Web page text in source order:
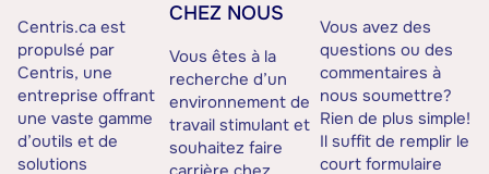
Centris.ca est
propulsé par
Centris, une
entreprise offrant
une vaste gamme
d’outils et de
solutions
CHEZ NOUS
Vous êtes à la
recherche d’un
environnement de
travail stimulant et
souhaitez faire
Vous avez des
questions ou des
commentaires à
nous soumettre?
Rien de plus simple!
Il suffit de remplir le
court formulaire